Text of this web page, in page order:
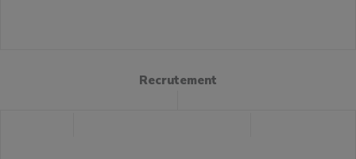
Recrutement